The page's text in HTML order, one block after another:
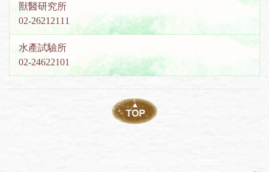
獸醫研究所
02-26212111
水產試驗所
02-24622101